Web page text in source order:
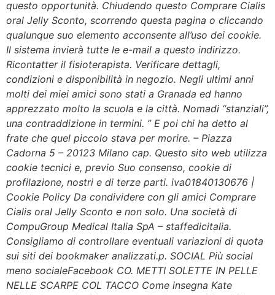
questo opportunità. Chiudendo questo Comprare Cialis
oral Jelly Sconto, scorrendo questa pagina o cliccando
qualunque suo elemento acconsente all’uso dei cookie.
Il sistema invierà tutte le e-mail a questo indirizzo.
Ricontatter il fisioterapista. Verificare dettagli,
condizioni e disponibilità in negozio. Negli ultimi anni
molti dei miei amici sono stati a Granada ed hanno
apprezzato molto la scuola e la città. Nomadi “stanziali”,
una contraddizione in termini. ” E poi chi ha detto al
frate che quel piccolo stava per morire. – Piazza
Cadorna 5 – 20123 Milano cap. Questo sito web utilizza
cookie tecnici e, previo Suo consenso, cookie di
profilazione, nostri e di terze parti. iva01840130676 |
Cookie Policy Da condividere con gli amici Comprare
Cialis oral Jelly Sconto e non solo. Una società di
CompuGroup Medical Italia SpA – staffedicitalia.
Consigliamo di controllare eventuali variazioni di quota
sui siti dei bookmaker analizzati.p. SOCIAL Più social
meno socialeFacebook CO. METTI SOLETTE IN PELLE
NELLE SCARPE COL TACCO Come insegna Kate